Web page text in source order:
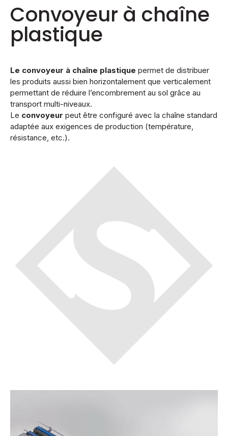
Convoyeur à chaîne
plastique
Le convoyeur à chaîne plastique permet de distribuer
les produits aussi bien horizontalement que verticalement
permettant de réduire l’encombrement au sol grâce au
transport multi-niveaux.
Le convoyeur peut être configuré avec la chaîne standard
adaptée aux exigences de production (température,
résistance, etc.).